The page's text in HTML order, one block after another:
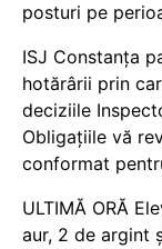
posturi pe
ISJ Constanța
hotărârii prin
deciziile
Obligațiile vă
conformat
ULTIMĂ ORĂ
aur, 2 de argint